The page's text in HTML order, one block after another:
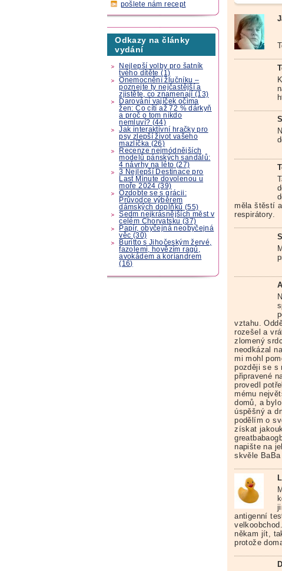
pošlete nám recept
Odkazy na články
vydání
Nejlepší volby pro šatník
tvého dítěte (1)
Onemocnění žlučníku –
poznejte ty nejčastější a
zjistěte, co znamenají (13)
Darování vajíček očima
žen: Co cítí až 72 % dárkyň
a proč o tom nikdo
nemluví? (44)
Jak interaktivní hračky pro
psy zlepší život vašeho
mazlíčka (26)
Recenze nejmódnějších
modelů pánských sandálů:
4 návrhy na léto (27)
3 Nejlepší Destinace pro
Last Minute dovolenou u
moře 2024 (39)
Ozdobte se s grácii:
Průvodce výběrem
dámských doplňků (55)
Sedm nejkrásnějších měst v
celém Chorvatsku (37)
Papír, obyčejná neobyčejná
věc (30)
Buritto s Jihočeským žervé,
fazolemi, hovězím ragú,
avokádem a koriandrem
(16)
měla štěstí
respirátory.
vztahu.
rozešel a
zlomený
neodkázal
mi mohl
později se s
připravené
provedl
mému
domů, a
úspěšný a
podělím o
získat
napište na
skvěle BaBa
antigenní
někam jít,
protože